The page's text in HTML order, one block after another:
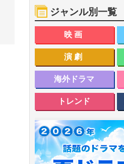
ジャンル別一覧
映画
演劇
海外ドラマ
トレンド